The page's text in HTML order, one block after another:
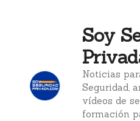
Soy
Noticias
Seguridad,
vídeos de
formación